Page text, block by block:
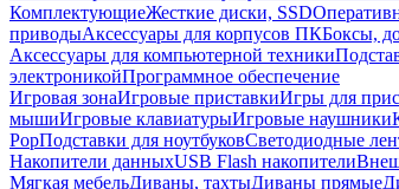
КомплектующиеЖесткие диски, SSD
приводыАксессуары для корпусов ПКБоксы,
Аксессуары для компьютерной техники
электроникойПрограммное обеспечение
Игровая зонаИгровые приставкиИгры для
мышиИгровые клавиатурыИгровые наушники
PopПодставки для ноутбуковСветодиодные
Накопители данныхUSB Flash накопители
Мягкая мебельДиваны, тахтыДиваны прямые